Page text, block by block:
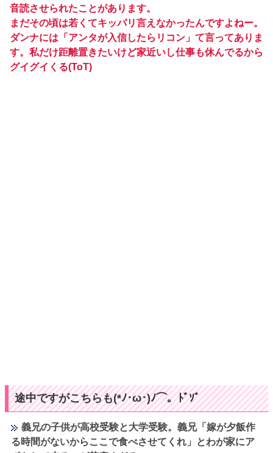
音読させられたことがあります。
まだその頃は若くてキッパリ言えなかったんですよねー。
ダンナには「アンタが入信したらリコン」て言ってありま
す。私だけ距離置きたいけど家近いし仕事も休んでるから
グイグイくる(ToT)
途中ですがこちらも(*ﾉ･ω･)ﾉ⌒。ﾄﾞｿﾞ
義兄の子供が高校受験と大学受験。義兄「嫁が夕飯作
る時間がないからここで食べさせてくれ」とわが家にア